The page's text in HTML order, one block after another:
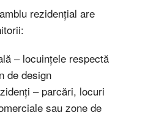
rezidențial are
– locuințele respectă
de design
– parcări, locuri
sau zone de